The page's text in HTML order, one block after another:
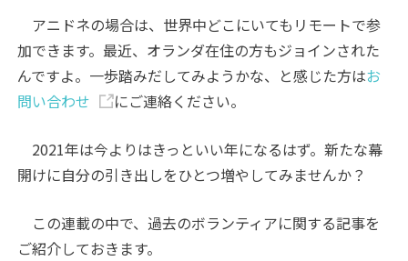
アニドネの場合は、世界中どこにいてもリモートで参
加できます。最近、オランダ在住の方もジョインされた
んですよ。一歩踏みだしてみようかな、と感じた方はお
問い合わせ
にご連絡ください。
2021年は今よりはきっといい年になるはず。新たな幕
開けに自分の引き出しをひとつ増やしてみませんか？
この連載の中で、過去のボランティアに関する記事を
ご紹介しておきます。